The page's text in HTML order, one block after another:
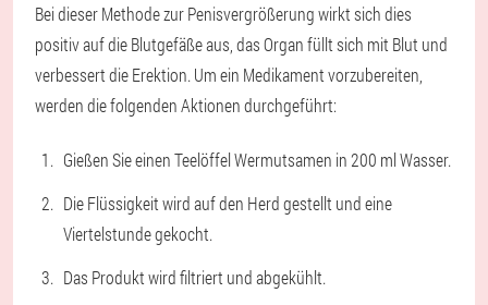
Bei dieser Methode zur Penisvergrößerung wirkt sich dies
positiv auf die Blutgefäße aus, das Organ füllt sich mit Blut und
verbessert die Erektion. Um ein Medikament vorzubereiten,
werden die folgenden Aktionen durchgeführt:
Gießen Sie einen Teelöffel Wermutsamen in 200 ml Wasser.
Die Flüssigkeit wird auf den Herd gestellt und eine
Viertelstunde gekocht.
Das Produkt wird filtriert und abgekühlt.